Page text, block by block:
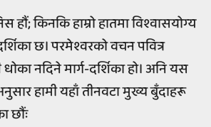
हौं; किनकि हाम्रो हातमा विश्वासयोग्य
छ। परमेश्वरको वचन पवित्र
नदिने मार्ग-दर्शिका हो। अनि यस
हामी यहाँ तीनवटा मुख्य बुँदाहरू
छौंः